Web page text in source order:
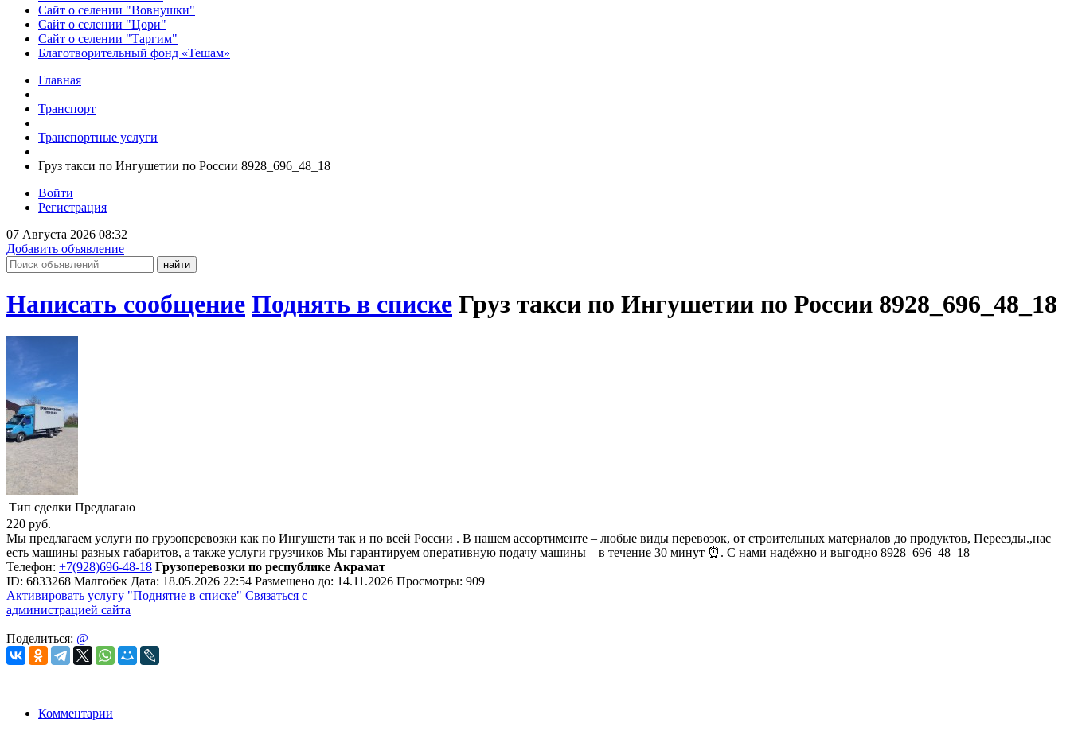
Сайт о селении "Вовнушки"
Сайт о селении "Цори"
Сайт о селении "Таргим"
Благотворительный фонд «Тешам»
Главная
Транспорт
Транспортные услуги
Груз такси по Ингушетии по России 8928_696_48_18
Войти
Регистрация
07 Августа 2026 08:32
Добавить объявление
Написать сообщение Поднять в списке Груз такси по Ингушетии по России 8928_696_48_18
Тип сделки Предлагаю
220 руб.
Мы предлагаем услуги по грузоперевозки как по Ингушети так и по всей России . В нашем ассортименте – любые виды перевозок, от строительных материалов до продуктов, Переезды.,нас
есть машины разных габаритов, а также услуги грузчиков Мы гарантируем оперативную подачу машины – в течение 30 минут ⏰. С нами надёжно и выгодно 8928_696_48_18
Телефон: +7(928)696-48-18 Грузоперевозки по республике Акрамат
ID: 6833268 Малгобек Дата: 18.05.2026 22:54 Размещено до: 14.11.2026 Просмотры: 909
Активировать услугу "Поднятие в списке" Связаться с
администрацией сайта
Поделиться: @
Комментарии